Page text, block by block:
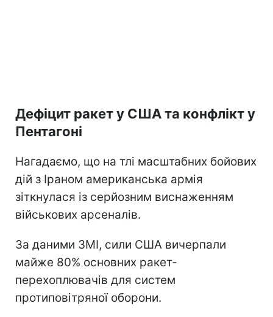
Дефіцит ракет у США та конфлікт у
Пентагоні
Нагадаємо, що на тлі масштабних бойових
дій з Іраном американська армія
зіткнулася із серйозним виснаженням
військових арсеналів.
За даними ЗМІ, сили США вичерпали
майже 80% основних ракет-
перехоплювачів для систем
протиповітряної оборони.